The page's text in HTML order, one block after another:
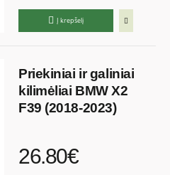
Į krepšelį
Priekiniai ir galiniai
kilimėliai BMW X2
F39 (2018-2023)
26.80€